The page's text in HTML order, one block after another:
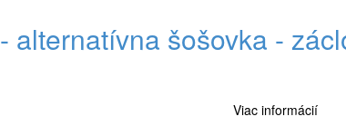
alternatívna šošovka -
Viac informácií